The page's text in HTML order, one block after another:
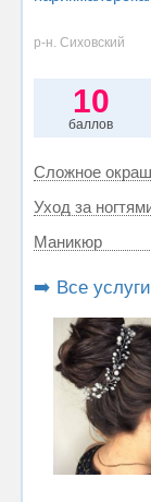
р-н. Сиховский
10
баллов
Сложное
Уход за
Маникюр
➡️ Все